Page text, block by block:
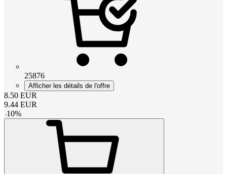
25876
Afficher les détails de l'offre
8.50 EUR
9.44 EUR
-10%